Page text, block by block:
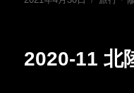
ー
2020-11 北